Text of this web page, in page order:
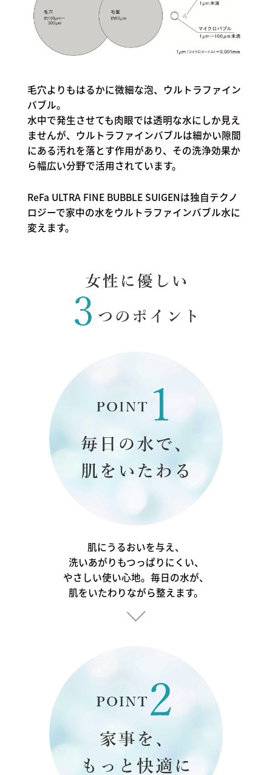
毛穴よりもはるかに微細な泡、ウルトラファイン
バブル。
水中で発生させても肉眼では透明な水にしか見え
ませんが、ウルトラファインバブルは細かい隙間
にある汚れを落とす作用があり、その洗浄効果か
ら幅広い分野で活用されています。
ReFa ULTRA FINE BUBBLE SUIGENは独自テクノ
ロジーで家中の水をウルトラファインバブル水に
変えます。
肌にうるおいを与え、
洗いあがりもつっぱりにくい、
やさしい使い心地。毎日の水が、
肌をいたわりながら整えます。